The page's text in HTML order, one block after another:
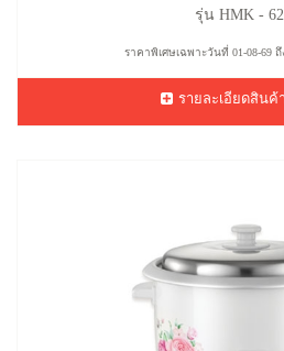
รุ่น HMK -
ราคาพิเศษเฉพาะวันที่ 01-08-69 ถึ
รายละเอียดสินค้